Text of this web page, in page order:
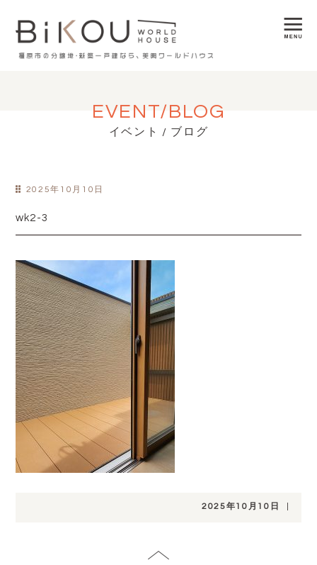
EVENT/BLOG
イベント / ブログ
2025年10月10日
wk2-3
2025年10月10日